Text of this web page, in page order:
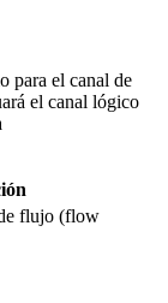
para el canal de
el canal lógico
flujo (flow